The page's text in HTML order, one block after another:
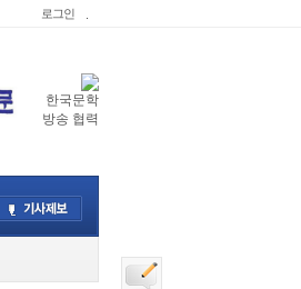
로그인
한국문학
방송 협력